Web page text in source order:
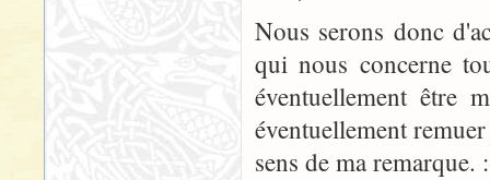
Nous serons donc
qui nous concerne
éventuellement être
éventuellement
sens de ma